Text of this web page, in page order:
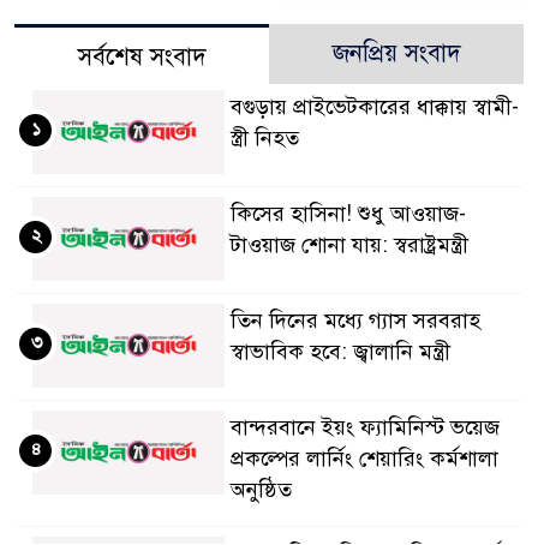
সর্বশেষ সংবাদ জনপ্রিয় সংবাদ
বগুড়ায় প্রাইভেটকারের ধাক্কায় স্বামী-
স্ত্রী নিহত
১
কিসের হাসিনা! শুধু আওয়াজ-
টাওয়াজ শোনা যায়: স্বরাষ্ট্রমন্ত্রী
২
তিন দিনের মধ্যে গ্যাস সরবরাহ
স্বাভাবিক হবে: জ্বালানি মন্ত্রী
৩
বান্দরবানে ইয়ং ফ্যামিনিস্ট ভয়েজ
প্রকল্পের লার্নিং শেয়ারিং কর্মশালা
অনুষ্ঠিত
৪